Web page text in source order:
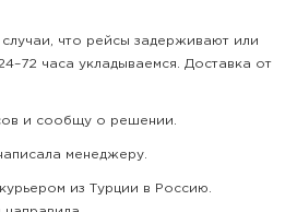
что рейсы задерживают или
часа укладываемся. Доставка от
и сообщу о решении.
менеджеру.
из Турции в Россию.